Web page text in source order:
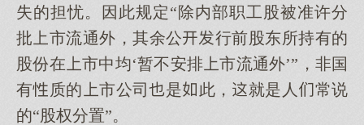
失的担忧。因此规定“除内部职工股被准许分
批市流通外，其余公行前股东所持有的
股份在市中均‘暂不安排市流通外’”，非国
有质的市公司是此，就是人常说
的“股权分置”。